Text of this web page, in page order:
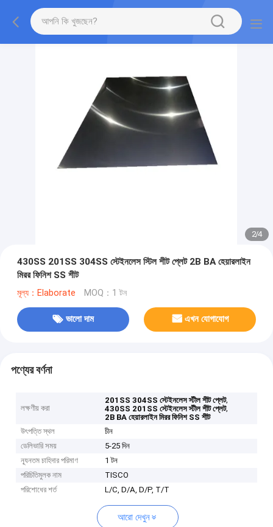
2/4
430SS 201SS 304SS স্টেইনলেস স্টিল শীট প্লেট 2B BA হেয়ারলাইন
মিরর ফিনিশ SS শীট
মূল্য：Elaborate MOQ：1 টন
ভালো দাম এখন যোগাযোগ
পণ্যের বর্ণনা
লক্ষণীয় করা
201SS 304SS স্টেইনলেস স্টীল শীট প্লেট,
430SS 201SS স্টেইনলেস স্টীল শীট প্লেট,
2B BA হেয়ারলাইন মিরর ফিনিশ SS শীট
উৎপত্তি স্থল
চীন
ডেলিভারি সময়
5-25 দিন
ন্যূনতম চাহিদার পরিমাণ
1 টন
পরিচিতিমুলক নাম
TISCO
পরিশোধের শর্ত
L/C, D/A, D/P, T/T
আরো দেখুন